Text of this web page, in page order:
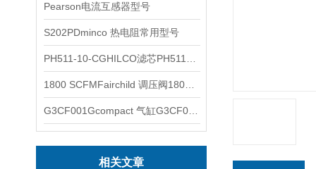
Pearson电流互感器型号
S202PDminco 热电阻常用型号
相关文章